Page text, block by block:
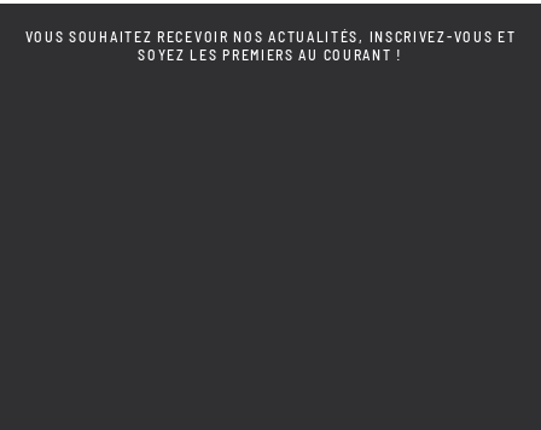
VOUS SOUHAITEZ RECEVOIR NOS ACTUALITÉS, INSCRIVEZ-VOUS ET
SOYEZ LES PREMIERS AU COURANT !